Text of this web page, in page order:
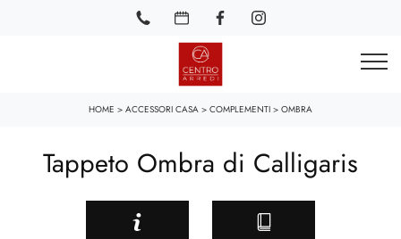
HOME > ACCESSORI CASA > COMPLEMENTI > OMBRA
Tappeto Ombra di Calligaris